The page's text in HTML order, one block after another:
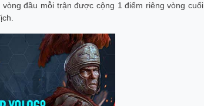
đầu mỗi trận được cộng 1 điểm riêng vòng cuối